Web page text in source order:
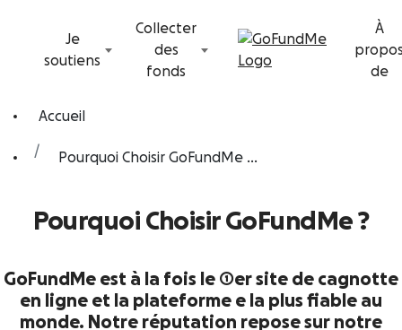
Je
soutiens
Collecter
des
fonds
À
de
Accueil
Pourquoi Choisir GoFundMe ...
Pourquoi Choisir GoFundMe ?
GoFundMe est à la fois le 1er site de cagnotte
en ligne et la plateforme e la plus fiable au
monde. Notre réputation repose sur notre